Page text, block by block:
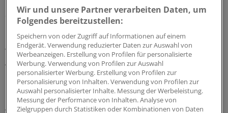
Spielsucht", sagt er der Deutschen Presse-Agentur. Im
ICD-11 werden drei Kriterien genannt: entgleitende
Kontrolle etwa bei Häufigkeit und Dauer des Spielens,
wachsende Priorität des Spielens vor anderen
Aktivitäten und Weitermachen auch bei negativen
Konsequenzen.
"Spielsüchtig ist jemand, der Freunde und Familie
Wir und unsere Partner verarbeiten Daten, um
Folgendes bereitzustellen:
Speichern von oder Zugriff auf Informationen auf einem
Endgerät. Verwendung reduzierter Daten zur Auswahl von
Werbeanzeigen. Erstellung von Profilen für personalisierte
Werbung. Verwendung von Profilen zur Auswahl
personalisierter Werbung. Erstellung von Profilen zur
Personalisierung von Inhalten. Verwendung von Profilen zur
Auswahl personalisierter Inhalte. Messung der Werbeleistung.
Messung der Performance von Inhalten. Analyse von
Zielgruppen durch Statistiken oder Kombinationen von Daten